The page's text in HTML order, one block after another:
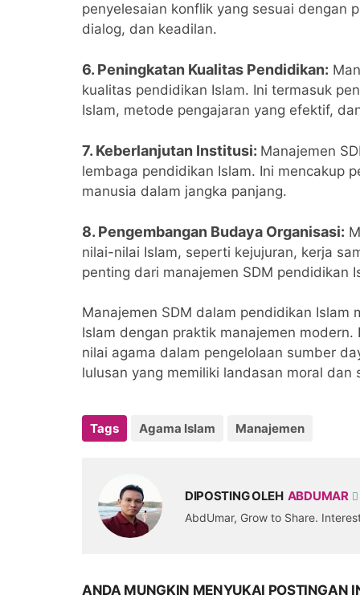
penyelesaian konflik yang sesuai dengan
dialog, dan keadilan.
6. Peningkatan Kualitas Pendidikan:
kualitas pendidikan Islam. Ini termasuk
Islam, metode pengajaran yang efektif,
7. Keberlanjutan Institusi: Manajemen
lembaga pendidikan Islam. Ini mencakup
manusia dalam jangka panjang.
8. Pengembangan Budaya Organisasi:
nilai-nilai Islam, seperti kejujuran, kerja
penting dari manajemen SDM pendidikan
Manajemen SDM dalam pendidikan
Islam dengan praktik manajemen
nilai agama dalam pengelolaan sumber
lulusan yang memiliki landasan moral dan
Tags Agama Islam Manajemen
DIPOSTING OLEH ABDUMAR
AbdUmar, Grow to Share.
ANDA MUNGKIN MENYUKAI POSTINGAN